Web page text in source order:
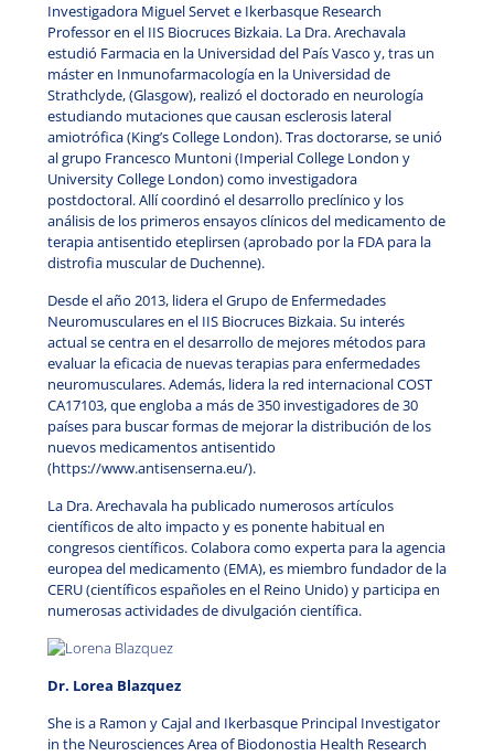
Investigadora Miguel Servet e Ikerbasque Research
Professor en el IIS Biocruces Bizkaia. La Dra. Arechavala
estudió Farmacia en la Universidad del País Vasco y, tras un
máster en Inmunofarmacología en la Universidad de
Strathclyde, (Glasgow), realizó el doctorado en neurología
estudiando mutaciones que causan esclerosis lateral
amiotrófica (King’s College London). Tras doctorarse, se unió
al grupo Francesco Muntoni (Imperial College London y
University College London) como investigadora
postdoctoral. Allí coordinó el desarrollo preclínico y los
análisis de los primeros ensayos clínicos del medicamento de
terapia antisentido eteplirsen (aprobado por la FDA para la
distrofia muscular de Duchenne).
Desde el año 2013, lidera el Grupo de Enfermedades
Neuromusculares en el IIS Biocruces Bizkaia. Su interés
actual se centra en el desarrollo de mejores métodos para
evaluar la eficacia de nuevas terapias para enfermedades
neuromusculares. Además, lidera la red internacional COST
CA17103, que engloba a más de 350 investigadores de 30
países para buscar formas de mejorar la distribución de los
nuevos medicamentos antisentido
(https://www.antisenserna.eu/).
La Dra. Arechavala ha publicado numerosos artículos
científicos de alto impacto y es ponente habitual en
congresos científicos. Colabora como experta para la agencia
europea del medicamento (EMA), es miembro fundador de la
CERU (científicos españoles en el Reino Unido) y participa en
numerosas actividades de divulgación científica.
Dr. Lorea Blazquez
She is a Ramon y Cajal and Ikerbasque Principal Investigator
in the Neurosciences Area of Biodonostia Health Research